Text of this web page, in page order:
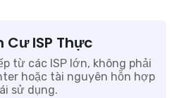
Cư ISP Thực
từ các ISP lớn, không phải
hoặc tài nguyên hỗn hợp
sử dụng.